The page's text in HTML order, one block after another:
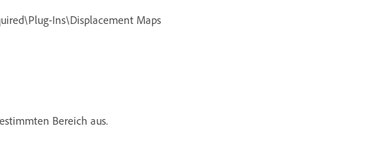
Ins\Displacement Maps
Bereich aus.